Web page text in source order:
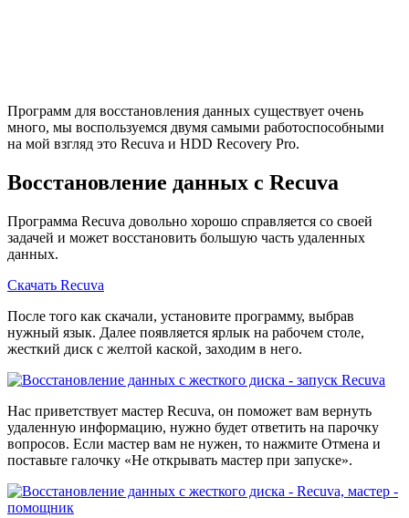
Программ для восстановления данных существует очень
много, мы воспользуемся двумя самыми работоспособными
на мой взгляд это Recuva и HDD Recovery Pro.
Восстановление данных с Recuva
Программа Recuva довольно хорошо справляется со своей
задачей и может восстановить большую часть удаленных
данных.
Скачать Recuva
После того как скачали, установите программу, выбрав
нужный язык. Далее появляется ярлык на рабочем столе,
жесткий диск с желтой каской, заходим в него.
Нас приветствует мастер Recuva, он поможет вам вернуть
удаленную информацию, нужно будет ответить на парочку
вопросов. Если мастер вам не нужен, то нажмите Отмена и
поставьте галочку «Не открывать мастер при запуске».